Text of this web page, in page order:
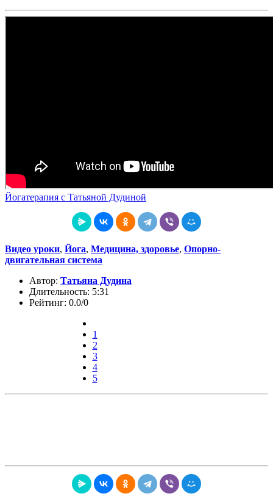
Йогатерапия с Татьяной Дудиной
Видео уроки, Йога, Медицина, здоровье, Опорно-
двигательная система
Автор: Татьяна Дудина
Длительность: 5:31
Рейтинг: 0.0/0
1
2
3
4
5